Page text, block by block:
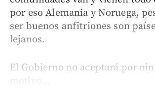
por eso Alemania y Noruega,
ser buenos anfitriones son
lejanos.
El Gobierno no aceptará por
motivo...